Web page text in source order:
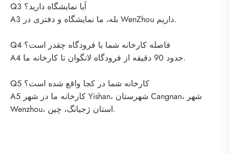
Q3 آیا نمایشگاه دارید؟
A3 بله، ما نمایشگاه و دفتری در WenZhou داریم.
Q4 فاصله کارخانه شما با فرودگاه چقدر است؟
A4 حدود 90 دقیقه از فرودگاه لانگوان تا کارخانه ما.
Q5 کارخانه شما در کجا واقع شده است؟
A5 کارخانه ما در شهر Yishan، شهرستان Cangnan، شهر
Wenzhou، استان ژجیانگ، چین.